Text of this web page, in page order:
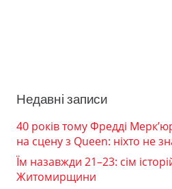
Недавні записи
40 років тому Фредді
на сцену з Queen: ніхто не
Їм назавжди 21–23: сім
Житомирщини